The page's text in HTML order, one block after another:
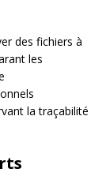
des fichiers à
les
la traçabilité